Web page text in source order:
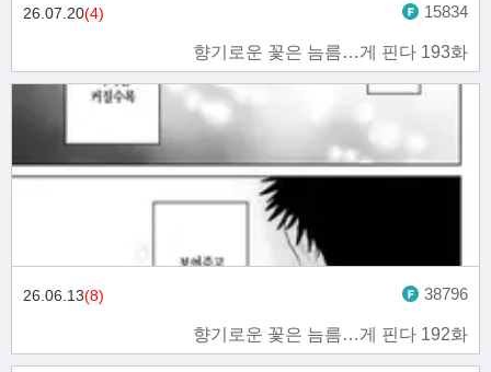
향기로운 꽃은 늠름…게 핀다 193화
26.07.20(4) 15834
향기로운 꽃은 늠름…게 핀다 192화
26.06.13(8) 38796